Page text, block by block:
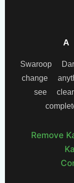
A
Swaroop
change
see
Remove